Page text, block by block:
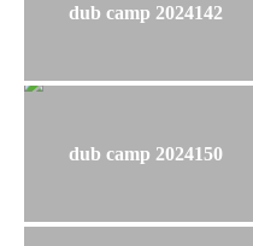
dub camp 2024142
dub camp 2024150